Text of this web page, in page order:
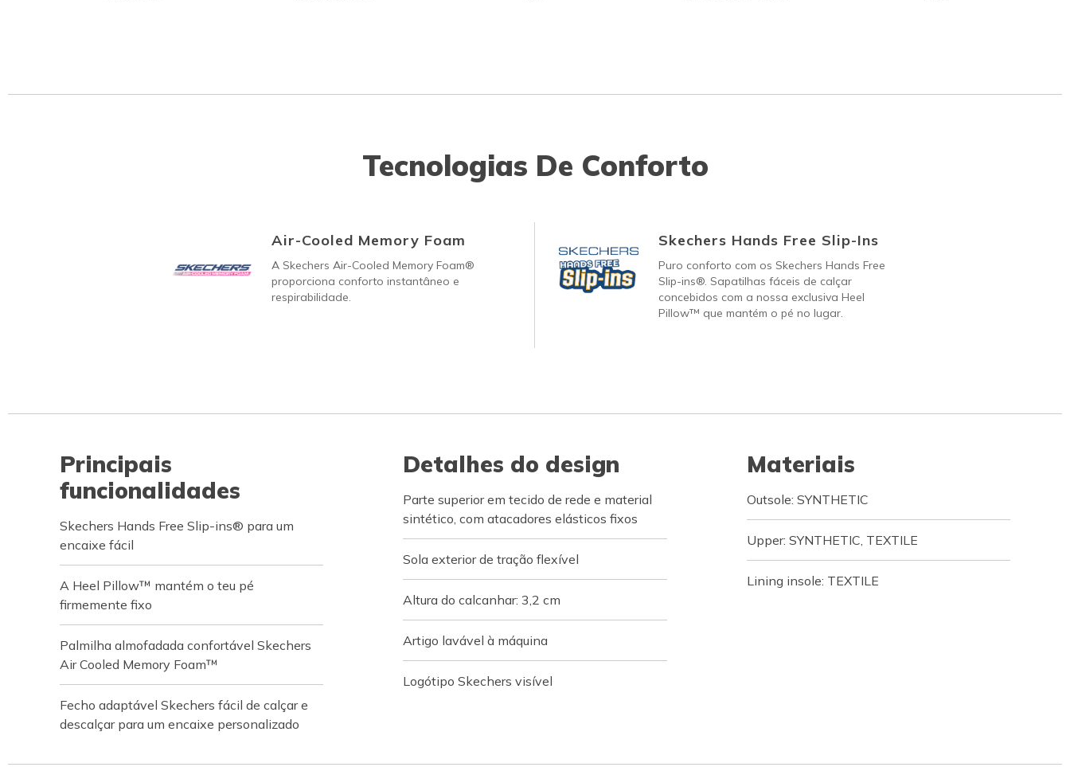
Tecnologias De Conforto
Air-Cooled Memory Foam
A Skechers Air-Cooled Memory Foam®
proporciona conforto instantâneo e
respirabilidade.
Skechers Hands Free Slip-Ins
Puro conforto com os Skechers Hands Free
Slip-ins®. Sapatilhas fáceis de calçar
concebidos com a nossa exclusiva Heel
Pillow™ que mantém o pé no lugar.
Principais
funcionalidades
Skechers Hands Free Slip-ins® para um
encaixe fácil
A Heel Pillow™ mantém o teu pé
firmemente fixo
Palmilha almofadada confortável Skechers
Air Cooled Memory Foam™
Fecho adaptável Skechers fácil de calçar e
descalçar para um encaixe personalizado
Detalhes do design
Parte superior em tecido de rede e material
sintético, com atacadores elásticos fixos
Sola exterior de tração flexível
Altura do calcanhar: 3,2 cm
Artigo lavável à máquina
Logótipo Skechers visível
Materiais
Outsole: SYNTHETIC
Upper: SYNTHETIC, TEXTILE
Lining insole: TEXTILE